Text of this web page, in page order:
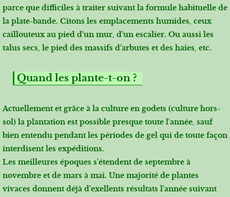
parce que difficiles à traiter suivant la formule habituelle de
la plate-bande. Citons les emplacements humides, ceux
caillouteux au pied d'un mur, d'un escalier. Ou aussi les
talus secs, le pied des massifs d'arbutes et des haies, etc.
Quand les plante-t-on ?
Actuellement et grâce à la culture en godets (culture hors-
sol) la plantation est possible presque toute l'année, sauf
bien entendu pendant les périodes de gel qui de toute façon
interdisent les expéditions.
Les meilleures époques s'étendent de septembre à
novembre et de mars à mai. Une majorité de plantes
vivaces donnent déjà d'exellents résultats l'année suivant